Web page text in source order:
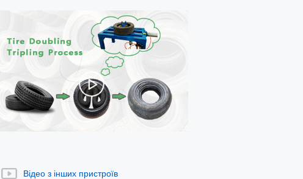
Відео з інших пристроїв